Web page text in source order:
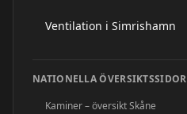
Ventilation i Simrishamn
NATIONELLA ÖVERSIKTSSIDOR
Kaminer – översikt Skåne